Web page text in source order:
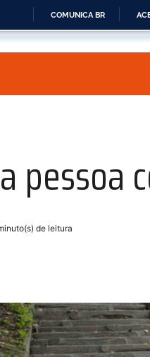
IR
COMUNICA BR
pessoa
de leitura